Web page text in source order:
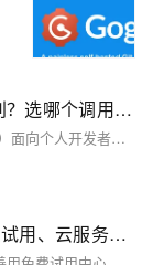
阿里云TokenPlan和CodingPlan有啥区别？选哪个调用ai模型更划算？
阿里云百炼两大订阅方案：Coding Plan（200元/月）面向个人开发者，按调用次数计费，仅支持文本模型，有频次限制；Token Plan团队版（198–1398元/坐席/月）面向企业团队，按Credits统一抵扣，支持文本+图像多模态模型，无频次限制、多租户隔离、数据不用于训练。开通阿里云百炼免费领取千问tokens：https://t.aliyun.com/U/fPVHqY
阿里云服务器如何购买价格更实惠？免费试用、云服务器特惠与组合购等常见的省钱方法参考